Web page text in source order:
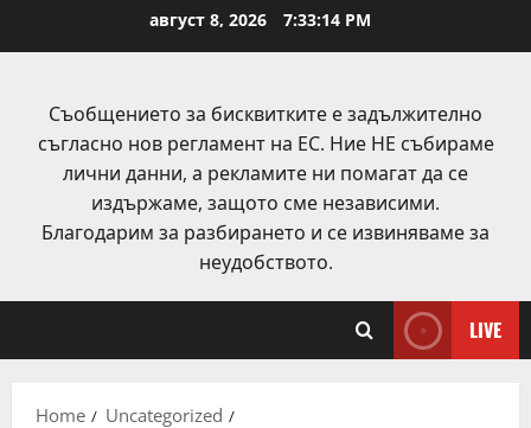
август 8, 2026 7:33:15 PM
Съобщението за бисквитките е задължително
съгласно нов регламент на ЕС. Ние НЕ събираме
лични данни, а рекламите ни помагат да се
издържаме, защото сме независими.
Благодарим за разбирането и се извиняваме за
неудобството.
LIVE
Home
Uncategorized